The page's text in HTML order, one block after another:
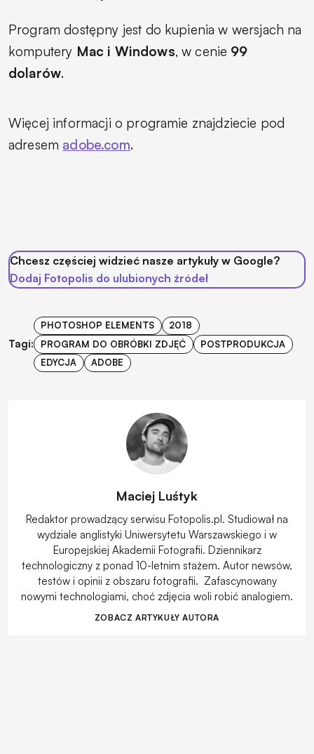
Program dostępny jest do kupienia w wersjach na
komputery Mac i Windows, w cenie 99
dolarów.
Więcej informacji o programie znajdziecie pod
adresem adobe.com.
Chcesz częściej widzieć nasze artykuły w Google?
Dodaj Fotopolis do ulubionych źródeł
Tagi:
PHOTOSHOP ELEMENTS
2018
PROGRAM DO OBRÓBKI ZDJĘĆ
POSTPRODUKCJA
EDYCJA
ADOBE
Maciej Luśtyk
Redaktor prowadzący serwisu Fotopolis.pl. Studiował na
wydziale anglistyki Uniwersytetu Warszawskiego i w
Europejskiej Akademii Fotografii. Dziennikarz
technologiczny z ponad 10-letnim stażem. Autor newsów,
testów i opinii z obszaru fotografii. Zafascynowany
nowymi technologiami, choć zdjęcia woli robić analogiem.
ZOBACZ ARTYKUŁY AUTORA